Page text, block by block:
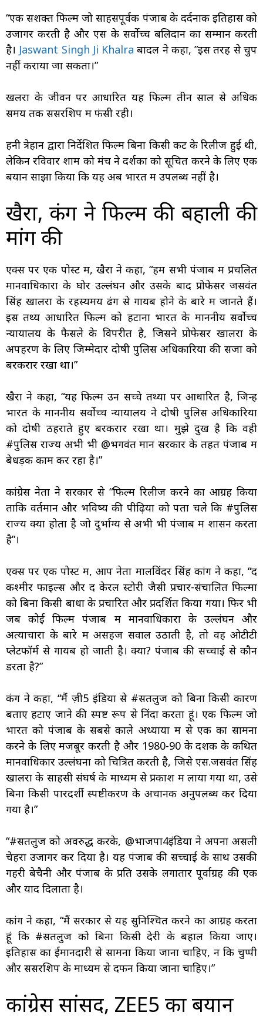
“एक सशक्त फिल्म जो साहसपूर्वक पंजाब के दर्दनाक इतिहास को
उजागर करती है और एस के सर्वोच्च बलिदान का सम्मान करती
है। Jaswant Singh Ji Khalra बादल ने कहा, ”इस तरह से चुप
नहीं कराया जा सकता।”
खलरा के जीवन पर आधारित यह फिल्म तीन साल से अधिक
समय तक सेंसरशिप में फंसी रही।
हनी त्रेहान द्वारा निर्देशित फिल्म बिना किसी कट के रिलीज हुई थी,
लेकिन रविवार शाम को मंच ने दर्शकों को सूचित करने के लिए एक
बयान साझा किया कि यह अब भारत में उपलब्ध नहीं है।
खैरा, कंग ने फिल्म की बहाली की
मांग की
एक्स पर एक पोस्ट में, खैरा ने कहा, “हम सभी पंजाब में प्रचलित
मानवाधिकारों के घोर उल्लंघन और उसके बाद प्रोफेसर जसवंत
सिंह खालरा के रहस्यमय ढंग से गायब होने के बारे में जानते हैं।
इस तथ्य आधारित फिल्म को हटाना भारत के माननीय सर्वोच्च
न्यायालय के फैसले के विपरीत है, जिसने प्रोफेसर खालरा के
अपहरण के लिए जिम्मेदार दोषी पुलिस अधिकारियों की सजा को
बरकरार रखा था।”
खैरा ने कहा, “यह फिल्म उन सच्चे तथ्यों पर आधारित है, जिन्हें
भारत के माननीय सर्वोच्च न्यायालय ने दोषी पुलिस अधिकारियों
को दोषी ठहराते हुए बरकरार रखा था। मुझे दुख है कि वही
#पुलिस राज्य अभी भी @भगवंत मान सरकार के तहत पंजाब में
बेधड़क काम कर रहा है।”
कांग्रेस नेता ने सरकार से “फिल्म रिलीज करने का आग्रह किया
ताकि वर्तमान और भविष्य की पीढ़ियों को पता चले कि #पुलिस
राज्य क्या होता है जो दुर्भाग्य से अभी भी पंजाब में शासन करता
है”।
एक्स पर एक पोस्ट में, आप नेता मालविंदर सिंह कांग ने कहा, “द
कश्मीर फाइल्स और द केरल स्टोरी जैसी प्रचार-संचालित फिल्मों
को बिना किसी बाधा के प्रचारित और प्रदर्शित किया गया। फिर भी
जब कोई फिल्म पंजाब में मानवाधिकारों के उल्लंघन और
अत्याचारों के बारे में असहज सवाल उठाती है, तो वह ओटीटी
प्लेटफॉर्म से गायब हो जाती है। क्यों? पंजाब की सच्चाई से कौन
डरता है?”
कंग ने कहा, “मैं ज़ी5 इंडिया से #सतलुज को बिना किसी कारण
बताए हटाए जाने की स्पष्ट रूप से निंदा करता हूं। एक फिल्म जो
भारत को पंजाब के सबसे काले अध्यायों में से एक का सामना
करने के लिए मजबूर करती है और 1980-90 के दशक के कथित
मानवाधिकार उल्लंघनों को चित्रित करती है, जिसे एस.जसवंत सिंह
खालरा के साहसी संघर्ष के माध्यम से प्रकाश में लाया गया था, उसे
बिना किसी पारदर्शी स्पष्टीकरण के अचानक अनुपलब्ध कर दिया
गया है।”
“#सतलुज को अवरुद्ध करके, @भाजपा4इंडिया ने अपना असली
चेहरा उजागर कर दिया है। यह पंजाब की सच्चाई के साथ उसकी
गहरी बेचैनी और पंजाब के प्रति उसके लगातार पूर्वाग्रह की एक
और याद दिलाता है।
कांग ने कहा, “मैं सरकार से यह सुनिश्चित करने का आग्रह करता
हूं कि #सतलुज को बिना किसी देरी के बहाल किया जाए।
इतिहास का ईमानदारी से सामना किया जाना चाहिए, न कि चुप्पी
और सेंसरशिप के माध्यम से दफन किया जाना चाहिए।”
कांग्रेस सांसद, ZEE5 का बयान